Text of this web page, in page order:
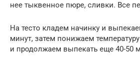
нее тыквенное пюре, сливки. Все
На тесто кладем начинку и
минут, затем понижаем
и продолжаем выпекать еще 40-50